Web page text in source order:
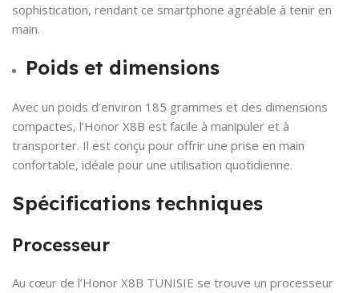
sophistication, rendant ce smartphone agréable à tenir en
main.
Poids et dimensions
Avec un poids d’environ 185 grammes et des dimensions
compactes, l’Honor X8B est facile à manipuler et à
transporter. Il est conçu pour offrir une prise en main
confortable, idéale pour une utilisation quotidienne.
Spécifications techniques
Processeur
Au cœur de l’Honor X8B TUNISIE se trouve un processeur